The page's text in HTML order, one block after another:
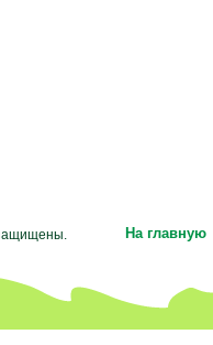
На главную